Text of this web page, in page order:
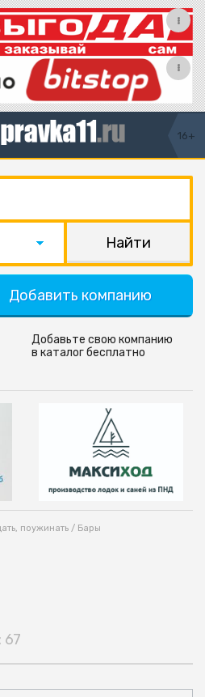
16+
Добавить компанию
Добавьте свою компанию
в каталог бесплатно
поужинать / Бары
67